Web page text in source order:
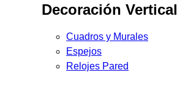
Decoración Vertical
Cuadros y Murales
Espejos
Relojes Pared